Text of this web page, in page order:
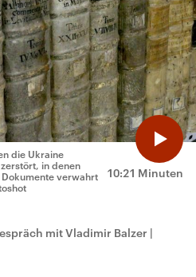
10:21 Minuten
die Ukraine
in denen
verwahrt
mit Vladimir Balzer |